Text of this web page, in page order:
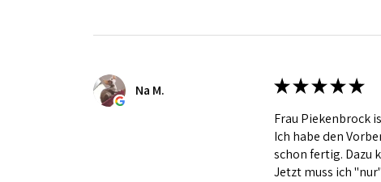
Na M. ★ ★ ★ ★ ★
Frau Piekenbrock
Ich habe den
schon fertig. Dazu
Jetzt muss ich